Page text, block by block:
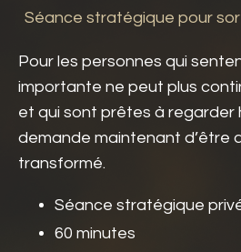
Séance stratégique pour
Pour les personnes qui
importante ne peut plus
et qui sont prêtes à regarder
demande maintenant d’être
transformé.
Séance stratégique
60 minutes